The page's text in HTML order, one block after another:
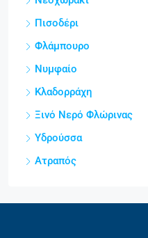
Πισοδέρι
Φλάμπουρο
Νυμφαίο
Κλαδορράχη
Ξινό Νερό Φλώρινας
Υδρούσσα
Ατραπός